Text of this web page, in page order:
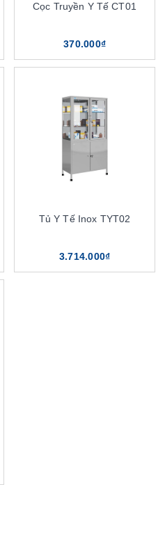
Cọc Truyền Y Tế CT01
370.000₫
Tủ Y Tế Inox TYT02
3.714.000₫